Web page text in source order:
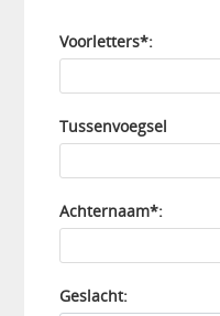
Voorletters*:
Tussenvoegsel
Achternaam*:
Geslacht: